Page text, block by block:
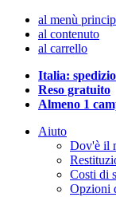
al menù
al contenuto
al carrello
Italia:
Reso gratuito
Almeno 1
Aiuto
Dov'è il
Costi di
Opzioni